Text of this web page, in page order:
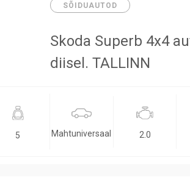
SÕIDUAUTOD
Skoda Superb 4x4
diisel. TALLINN
5 Mahtuniversaal 2.0